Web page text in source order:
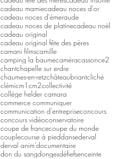
cadeau mamiecadeau noces d'or
cadeau noces d'émeraude
cadeau noces de platinecadeau noël
cadeau original
cadeau original fête des pères
camani filmscamille
camping la baumecaméracassonce2
chantchapelle sur erdre
chaumes-en-retzchâteaubriantcliché
clémicm1 cm2collectivité
collège helder camara
commerce communiquer
communication d'entrepriseconcours
concours vidéoconservatoire
coupe de francecoupe du monde
couplecourse à pieddansederval
derval anim'documentaire
don du sangdongesdéfiefsenceinte